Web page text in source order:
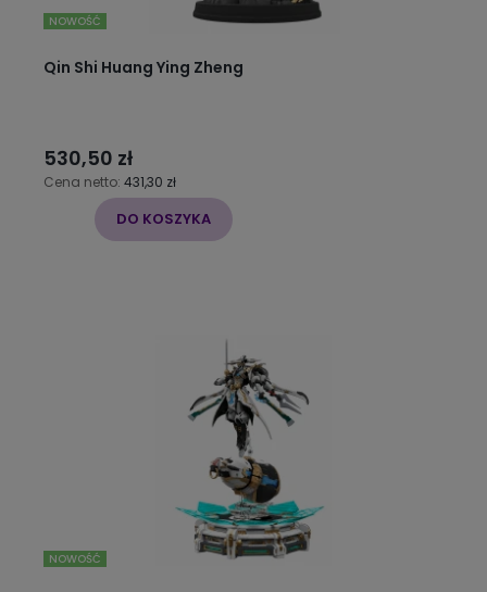
Qin Shi Huang Ying Zheng
530,50 zł
Cena netto: 431,30 zł
DO KOSZYKA
NOWOŚĆ
NOWOŚĆ